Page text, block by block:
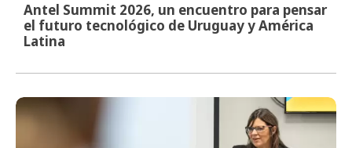
Antel Summit 2026, un encuentro para pensar
el futuro tecnológico de Uruguay y América
Latina